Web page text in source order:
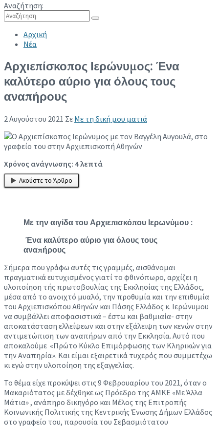
Αναζήτηση:
Αρχική
Νέα
Αρχιεπίσκοπος Ιερώνυμος: Ένα
καλύτερο αύριο για όλους τους
αναπήρους
2 Αυγούστου 2021 Σε Με τη δική μου ματιά
Χρόνος ανάγνωσης: 4λεπτά
Ακούστε το Άρθρο
Με την αιγίδα του Αρχιεπισκόπου Ιερωνύμου :
Ένα καλύτερο αύριο για όλους τους
αναπήρους
Σήμερα που γράφω αυτές τις γραμμές, αισθάνομαι
πραγματικά ευτυχισμένος γιατί το φθινόπωρο, αρχίζει η
υλοποίηση τής πρωτοβουλίας της Εκκλησίας της Ελλάδος,
μέσα από το ανοιχτό μυαλό, την προθυμία και την επιθυμία
του Αρχιεπισκόπου Αθηνών και Πάσης Ελλάδος κ. Ιερώνυμου
να συμβάλλει αποφασιστικά – έστω και βαθμιαία- στην
αποκατάσταση ελλείψεων και στην εξάλειψη των κενών στην
αντιμετώπιση των αναπήρων από την Εκκλησία. Αυτό που
αποκαλούμε «Πρώτο Κύκλο Επιμόρφωσης των Κληρικών για
την Αναπηρία». Και είμαι εξαιρετικά τυχερός που συμμετέχω
κι εγώ στην υλοποίηση της εξαγγελίας.
Το θέμα είχε προκύψει στις 9 Φεβρουαρίου του 2021, όταν ο
Μακαριότατος με δέχθηκε ως Πρόεδρο της ΑΜΚΕ «Με Άλλα
Μάτια» , ανάπηρο δικηγόρο και Μέλος της Επιτροπής
Κοινωνικής Πολιτικής της Κεντρικής Ένωσης Δήμων Ελλάδος
στο γραφείο του, παρουσία του Σεβασμιότατου